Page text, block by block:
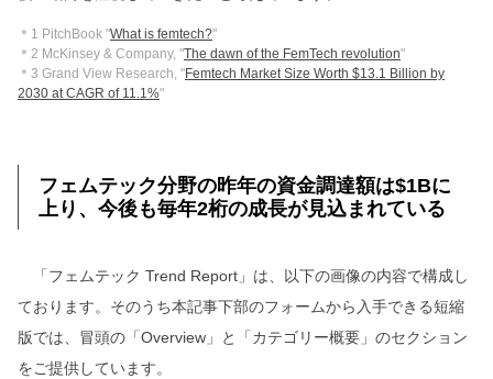
＊1 PitchBook "What is femtech?"
＊2 McKinsey & Company, "The dawn of the FemTech revolution"
＊3 Grand View Research, "Femtech Market Size Worth $13.1 Billion by
2030 at CAGR of 11.1%"
フェムテック分野の昨年の資金調達額は$1Bに
上り、今後も毎年2桁の成長が見込まれている
「フェムテック Trend Report」は、以下の画像の内容で構成し
ております。そのうち本記事下部のフォームから入手できる短縮
版では、冒頭の「Overview」と「カテゴリー概要」のセクション
をご提供しています。